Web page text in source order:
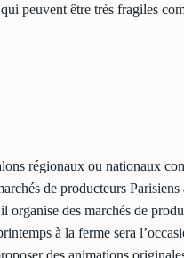
peuvent être très fragiles
régionaux ou nationaux
de producteurs
des marchés de
à la ferme sera
des animations